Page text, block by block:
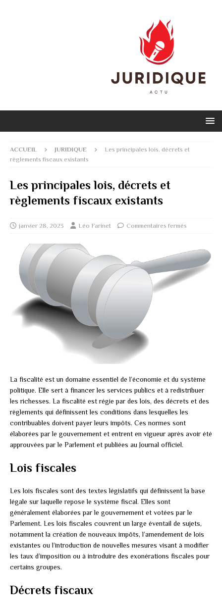
ACCUEIL JURIDIQUE
Les principales lois, décrets et
règlements fiscaux existants
Les principales lois, décrets et
règlements fiscaux existants
janvier 28, 2023 Léo Farinet Commentaires fermés
La fiscalité est un domaine essentiel de l’économie et du système
politique. Elle sert à financer les services publics et à redistribuer
les richesses. La fiscalité est régie par des lois, des décrets et des
règlements qui définissent les conditions dans lesquelles les
contribuables doivent payer leurs impôts. Ces normes sont
élaborées par le gouvernement et entrent en vigueur après avoir été
approuvées par le Parlement et publiées au Journal officiel.
Lois fiscales
Les lois fiscales sont des textes législatifs qui définissent la base
légale sur laquelle repose le système fiscal. Elles sont
généralement élaborées par le gouvernement et votées par le
Parlement. Les lois fiscales couvrent un large éventail de sujets,
notamment la création de nouveaux impôts, l’amendement de lois
existantes ou l’introduction de nouvelles mesures visant à modifier
les taux d’imposition ou à introduire des exonérations fiscales pour
certains groupes.
Décrets fiscaux